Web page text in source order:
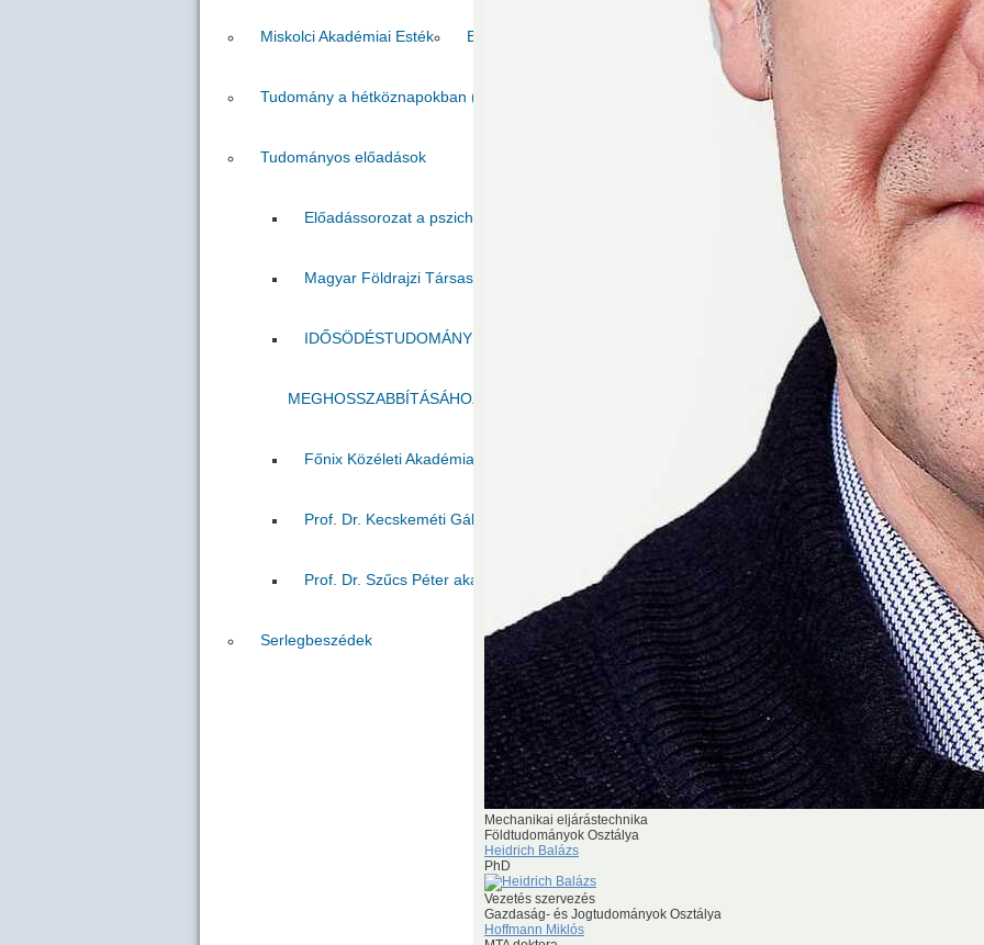
Miskolci Akadémiai Esték Egri Akadémiai Esték Gyöngyösi Akadémiai Esték
Tudomány a hétköznapokban (MITV) Tudomány a hétköznapokban (Egri TV) Magyar
Tudományos előadások
Előadássorozat a pszichológiai kutatások köréből 2022. "Trianon 100" emlékülés (2021.
Magyar Földrajzi Társaság Borsodi Osztályának rendezvénye
IDŐSÖDÉSTUDOMÁNY A COVID-19 IDEJÉN: IRÁNYTŰ AZ EGÉSZSÉGBEN ELTÖLTÖTT ÉVEK
MEGHOSSZABBÍTÁSÁHOZ ÉS AZ IDŐSKORI ÉLETÚTTERVEZÉSHEZ
Főnix Közéleti Akadémia VIII. évad előadásai: Prof. Dr. Kaptay György akadémiai székfoglaló
Prof. Dr. Kecskeméti Gábor akadémiai székfoglaló előadása
Prof. Dr. Szűcs Péter akadémiai székfoglaló előadása
Serlegbeszédek
Mechanikai eljárástechnika
Földtudományok Osztálya
Heidrich Balázs
PhD
Vezetés szervezés
Gazdaság- és Jogtudományok Osztálya
Hoffmann Miklós